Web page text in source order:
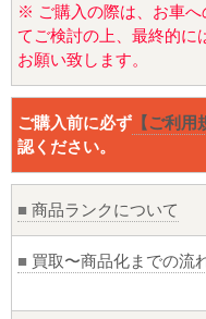
※ ご購入の際は、お車へ
てご検討の上、最終的に
お願い致します。
ご購入前に必ず 【ご利用
認ください。
■ 商品ランクについて
■ 買取〜商品化までの流